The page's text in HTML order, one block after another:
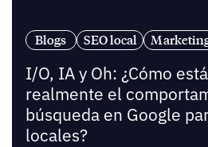
Blogs SEO local
I/O, IA y Oh: ¿Cómo
realmente el
búsqueda en Google
locales?